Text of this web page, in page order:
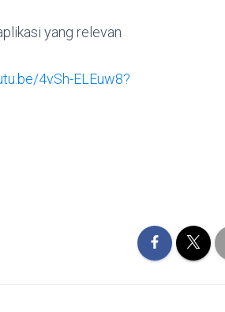
yang relevan
4vSh-ELEuw8?